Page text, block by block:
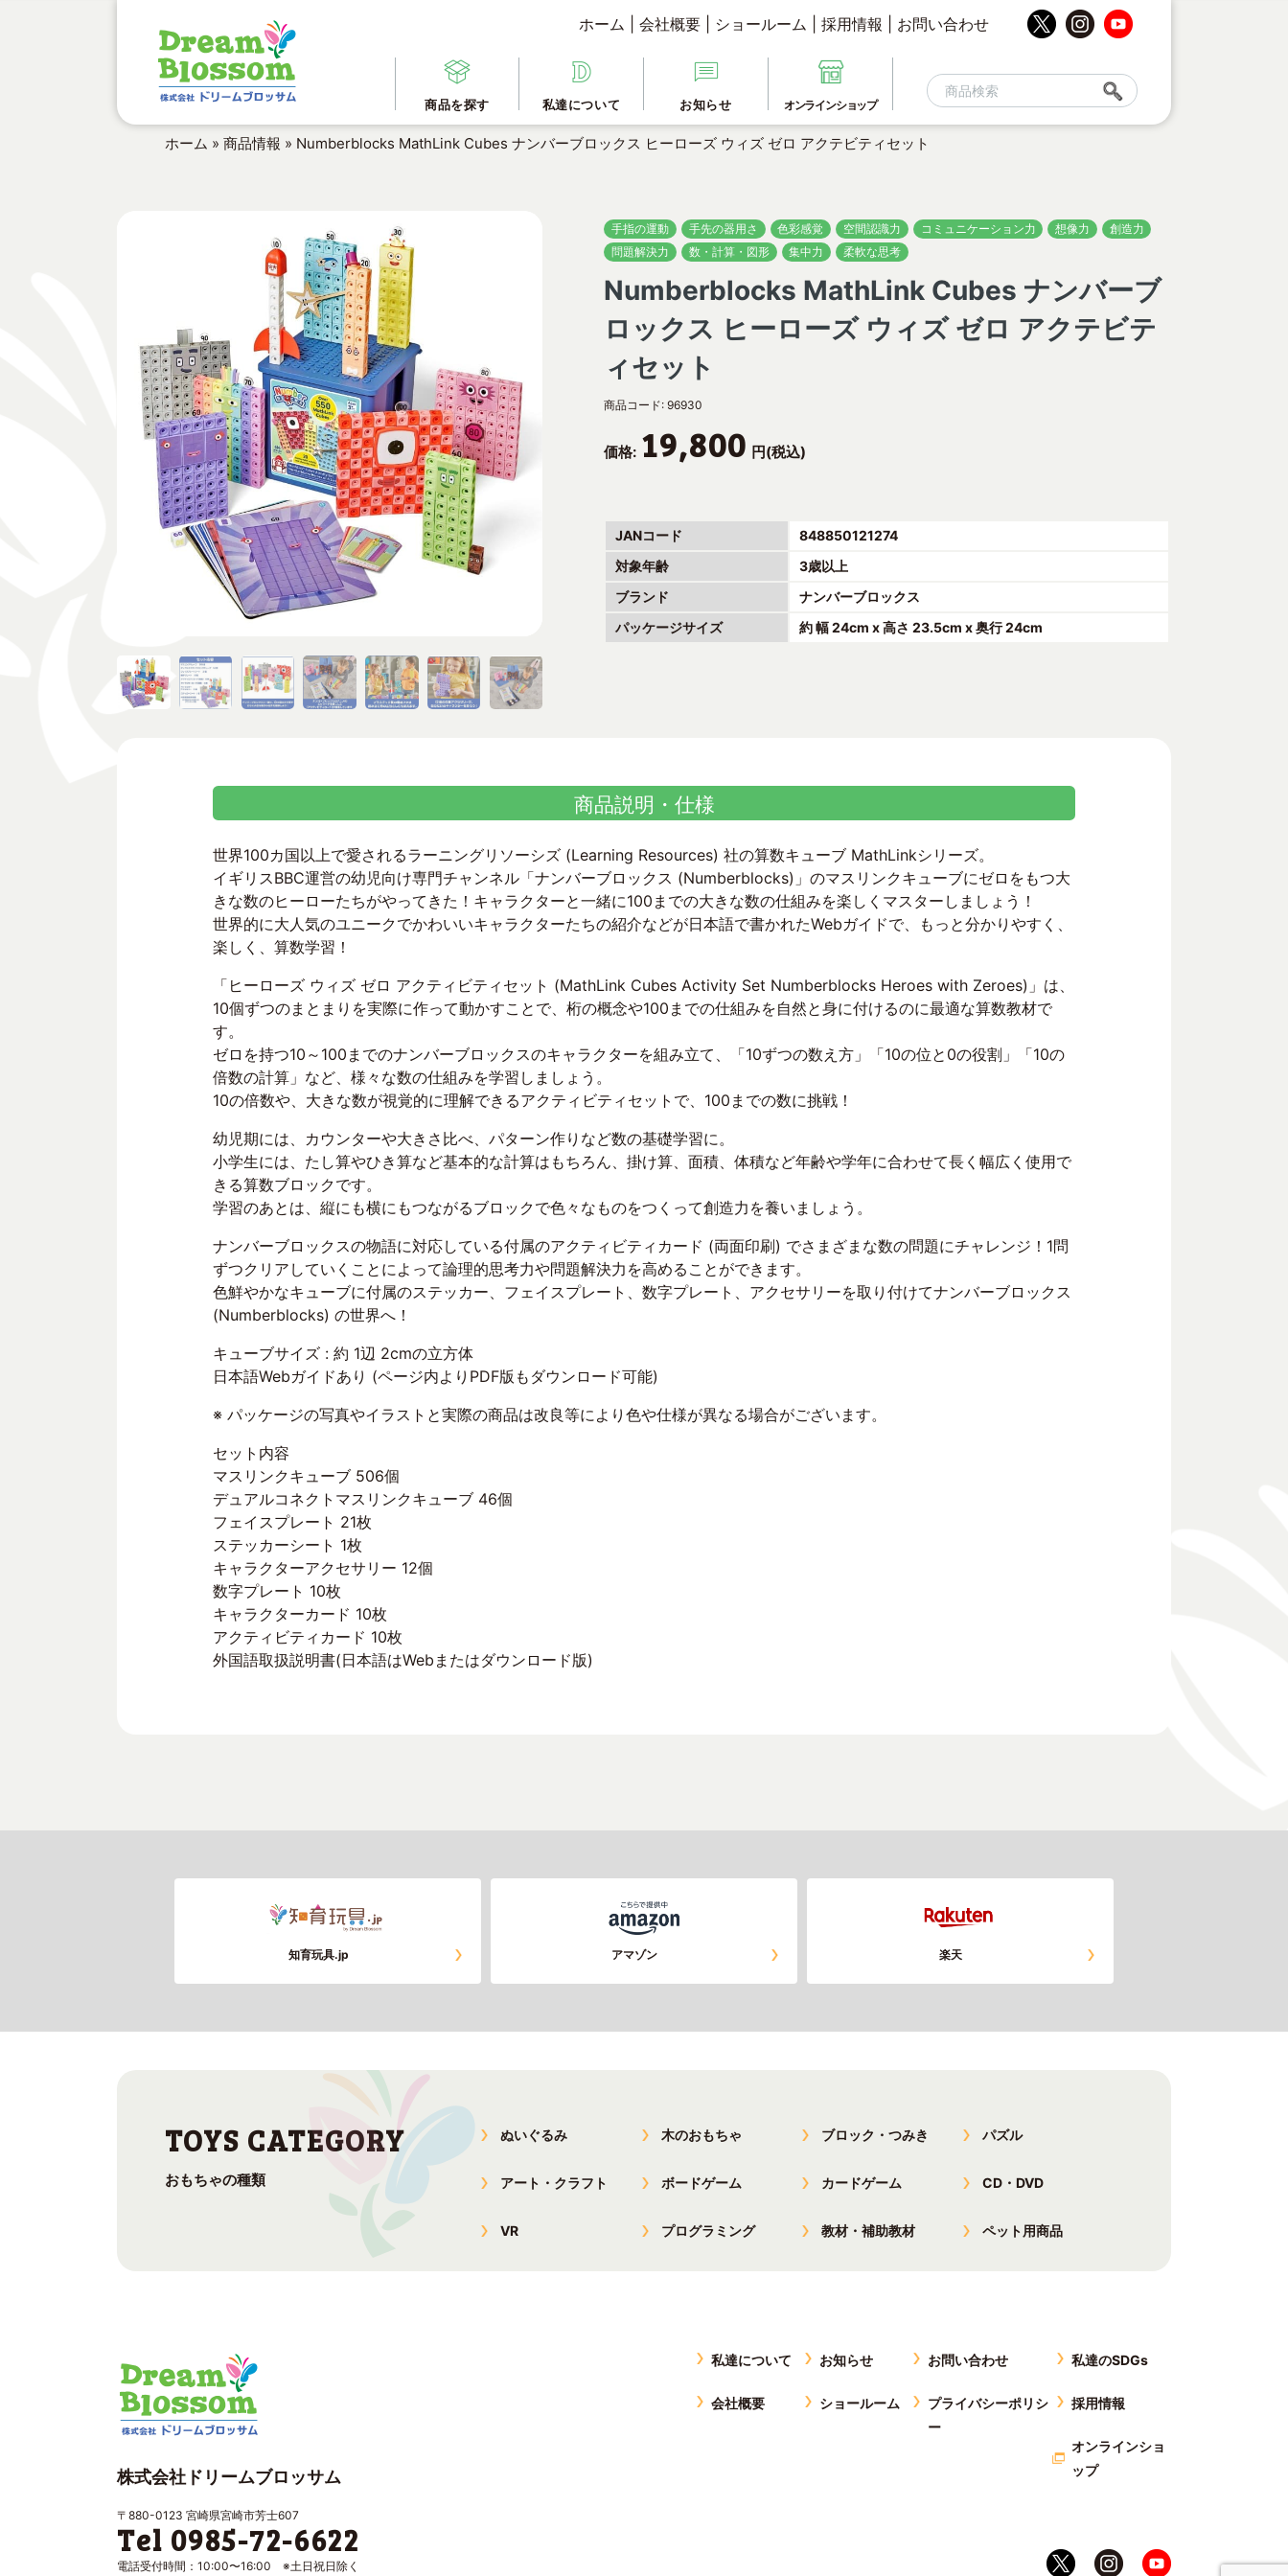
ホーム 会社概要 ショールーム 採用情報 お問い合わせ
商品を探す 私達について お知らせ オンラインショップ
ホーム » 商品情報 » Numberblocks MathLink Cubes ナンバーブロックス ヒーローズ ウィズ ゼロ アクテビティセット
手指の運動 手先の器用さ 色彩感覚 空間認識力 コミュニケーション力 想像力
創造力
問題解決力
数・計算・図形 集中力 柔軟な思考
Numberblocks MathLink Cubes ナンバーブ
ロックス ヒーローズ ウィズ ゼロ アクテビテ
ィセット
商品コード:96930
価格: 19,800 円(税込)
JANコード
848850121274
対象年齢
3歳以上
ブランド
ナンバーブロックス
パッケージサイズ
約 幅 24cm x 高さ 23.5cm x 奥行 24cm
商品説明・仕様
世界100カ国以上で愛されるラーニングリソーシズ (Learning Resources) 社の算数キューブ MathLinkシリーズ。
イギリスBBC運営の幼児向け専門チャンネル「ナンバーブロックス (Numberblocks)」のマスリンクキューブにゼロをもつ大
きな数のヒーローたちがやってきた！キャラクターと一緒に100までの大きな数の仕組みを楽しくマスターしましょう！
世界的に大人気のユニークでかわいいキャラクターたちの紹介などが日本語で書かれたWebガイドで、もっと分かりやすく、
楽しく、算数学習！
「ヒーローズ ウィズ ゼロ アクティビティセット (MathLink Cubes Activity Set Numberblocks Heroes with Zeroes)」は、
10個ずつのまとまりを実際に作って動かすことで、桁の概念や100までの仕組みを自然と身に付けるのに最適な算数教材で
す。
ゼロを持つ10～100までのナンバーブロックスのキャラクターを組み立て、「10ずつの数え方」「10の位と0の役割」「10の
倍数の計算」など、様々な数の仕組みを学習しましょう。
10の倍数や、大きな数が視覚的に理解できるアクティビティセットで、100までの数に挑戦！
幼児期には、カウンターや大きさ比べ、パターン作りなど数の基礎学習に。
小学生には、たし算やひき算など基本的な計算はもちろん、掛け算、面積、体積など年齢や学年に合わせて長く幅広く使用で
きる算数ブロックです。
学習のあとは、縦にも横にもつながるブロックで色々なものをつくって創造力を養いましょう。
ナンバーブロックスの物語に対応している付属のアクティビティカード (両面印刷) でさまざまな数の問題にチャレンジ！1問
ずつクリアしていくことによって論理的思考力や問題解決力を高めることができます。
色鮮やかなキューブに付属のステッカー、フェイスプレート、数字プレート、アクセサリーを取り付けてナンバーブロックス
(Numberblocks) の世界へ！
キューブサイズ : 約 1辺 2cmの立方体
日本語Webガイドあり (ページ内よりPDF版もダウンロード可能)
※ パッケージの写真やイラストと実際の商品は改良等により色や仕様が異なる場合がございます。
セット内容
マスリンクキューブ 506個
デュアルコネクトマスリンクキューブ 46個
フェイスプレート 21枚
ステッカーシート 1枚
キャラクターアクセサリー 12個
数字プレート 10枚
キャラクターカード 10枚
アクティビティカード 10枚
外国語取扱説明書(日本語はWebまたはダウンロード版)
知育玩具.jp アマゾン 楽天
おもちゃの種類
ぬいぐるみ 木のおもちゃ ブロック・つみき パズル
アート・クラフト ボードゲーム カードゲーム CD・DVD
VR プログラミング 教材・補助教材 ペット用商品
私達について
会社概要
お知らせ
ショールーム
お問い合わせ
プライバシーポリシ
ー
私達のSDGs
採用情報
オンラインショ
ップ
株式会社ドリームブロッサム
〒880-0123 宮崎県宮崎市芳士607
Tel 0985-72-6622
電話受付時間：10:00〜16:00 ※土日祝日除く